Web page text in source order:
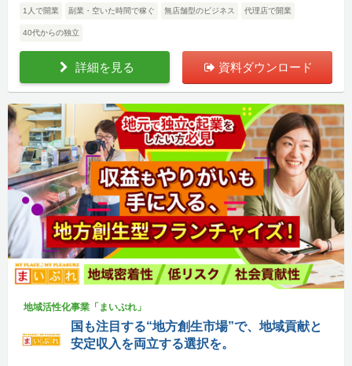
1人で開業 副業・空いた時間で稼ぐ 無店舗型のビジネス 代理店で開業
40代からの独立
詳細を見る 資料ダウンロード
地域活性化事業「まいぷれ」
国も注目する“地方創生市場”で、地域貢献と
安定収入を両立する選択を。